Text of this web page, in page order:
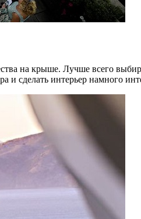
на крыше. Лучше всего
и сделать интерьер намного